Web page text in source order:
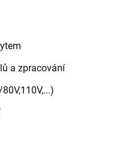
a zpracování